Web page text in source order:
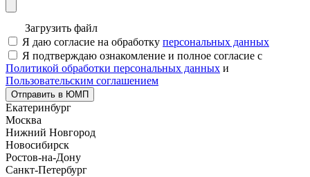
Загрузить файл
Я даю согласие на обработку персональных данных
Я подтверждаю ознакомление и полное согласие с
Политикой обработки персональных данных и
Пользовательским соглашением
Отправить в ЮМП
Екатеринбург
Москва
Нижний Новгород
Новосибирск
Ростов-на-Дону
Санкт-Петербург